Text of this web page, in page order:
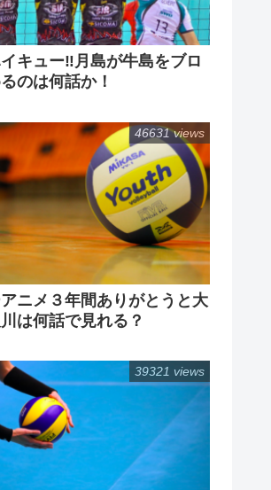
キュー‼月島が牛島をブロ
のは何話か！
ニメ３年間ありがとうと大
は何話で見れる？
46631 views
39321 views